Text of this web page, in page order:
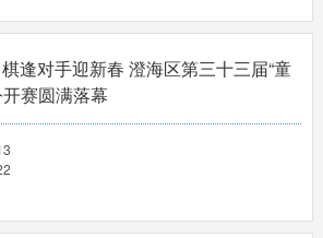
逢对手迎新春 澄海区第三十三届“童
赛圆满落幕